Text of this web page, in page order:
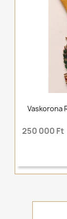
Vaskorona
250 000 Ft